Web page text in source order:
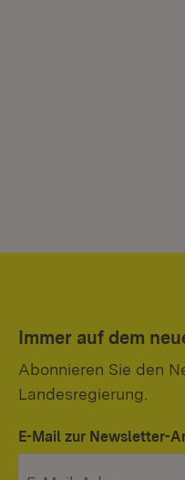
Immer auf dem
Abonnieren Sie den
Landesregierung.
E-Mail zur Newsletter-